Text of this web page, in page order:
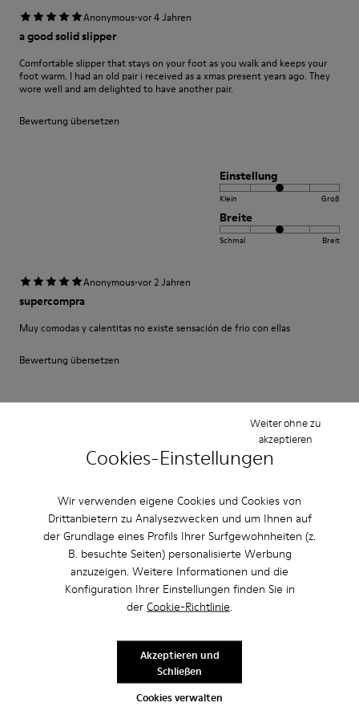
Cookies-Einstellungen
Wir verwenden eigene Cookies und Cookies von
Drittanbietern zu Analysezwecken und um Ihnen auf
der Grundlage eines Profils Ihrer Surfgewohnheiten (z.
B. besuchte Seiten) personalisierte Werbung
anzuzeigen. Weitere Informationen und die
Konfiguration Ihrer Einstellungen finden Sie in
der Cookie-Richtlinie.
Cookies verwalten
Weiter ohne zu
akzeptieren
Akzeptieren und
Schließen
Anonymous·vor 4 Jahren
a good solid slipper
Comfortable slipper that stays on your foot as you walk and keeps your
foot warm. I had an old pair i received as a xmas present years ago. They
wore well and am delighted to have another pair.
Bewertung übersetzen
Einstellung
Klein Groß
Breite
Schmal Breit
Anonymous·vor 2 Jahren
supercompra
Muy comodas y calentitas no existe sensación de frio con ellas
Bewertung übersetzen
Breite
Anonymous ·vor 5 Jahren
Come camminare scalzi ma molto meglio.
Un comfort così mai provato prima. Un caldo abbraccio
Bewertung übersetzen
Breite